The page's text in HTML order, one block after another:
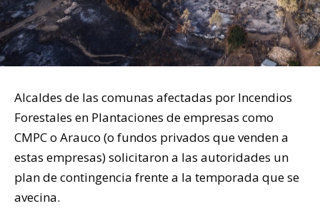
Alcaldes de las comunas afectadas por Incendios
Forestales en Plantaciones de empresas como
CMPC o Arauco (o fundos privados que venden a
estas empresas) solicitaron a las autoridades un
plan de contingencia frente a la temporada que se
avecina.